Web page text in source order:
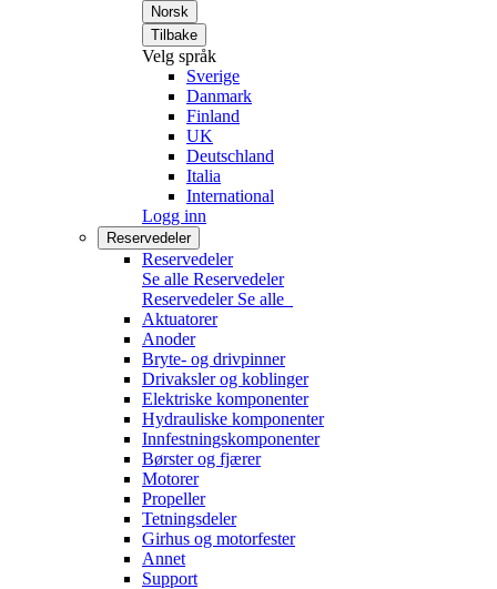
Norsk
Tilbake
Velg språk
Sverige
Danmark
Finland
UK
Deutschland
Italia
International
Logg inn
Reservedeler
Reservedeler
Se alle Reservedeler
Reservedeler Se alle
Aktuatorer
Anoder
Bryte- og drivpinner
Drivaksler og koblinger
Elektriske komponenter
Hydrauliske komponenter
Innfestningskomponenter
Børster og fjærer
Motorer
Propeller
Tetningsdeler
Girhus og motorfester
Annet
Support